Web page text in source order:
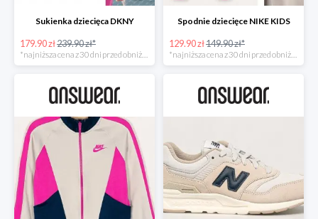
Sukienka dziecięca DKNY
179.90 zł239.90 zł*
Spodnie dziecięce NIKE KIDS
129.90 zł149.90 zł*